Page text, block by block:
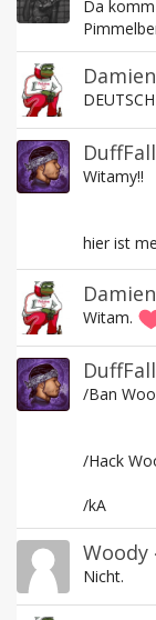
Da
DuffFall
Witamy!!
hier ist
Witam.
DuffFall
/Ban
/Hack
/kA
Woody
Nicht.